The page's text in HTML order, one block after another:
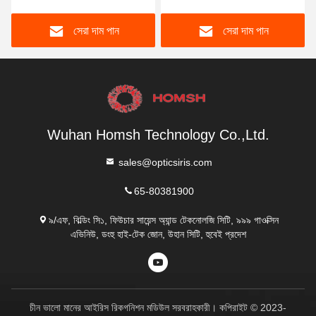
সেরা দাম পান সেরা দাম পান
Wuhan Homsh Technology Co.,Ltd.
sales@opticsiris.com
65-80381900
৯/এফ, বিল্ডিং সি১, ফিউচার সায়েন্স অ্যান্ড টেকনোলজি সিটি, ৯৯৯ গাওক্সিন
এভিনিউ, ডংহু হাই-টেক জোন, উহান সিটি, হুবেই প্রদেশ
চীন ভালো মানের আইরিস রিকগনিশন মডিউল সরবরাহকারী। কপিরাইট © 2023-